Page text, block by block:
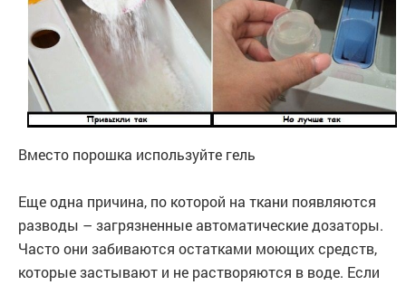
Вместо порошка используйте гель
Еще одна причина, по которой на ткани появляются
разводы – загрязненные автоматические дозаторы.
Часто они забиваются остатками моющих средств,
которые застывают и не растворяются в воде. Если